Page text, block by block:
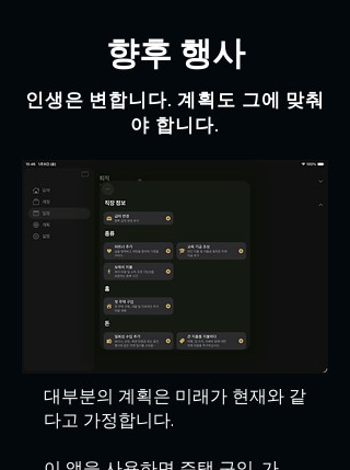
향후 행사
인생은 변합니다. 계획도 그에 맞춰
야 합니다.
대부분의 계획은 미래가 현재와 같
다고 가정합니다.